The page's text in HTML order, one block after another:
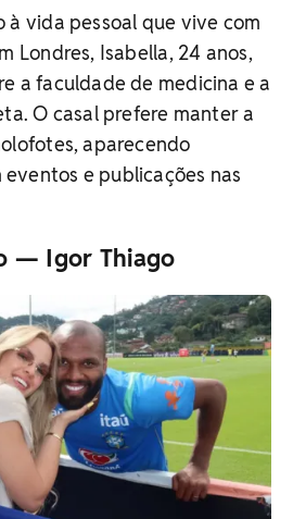
à vida pessoal que vive com
Londres, Isabella, 24 anos,
a faculdade de medicina e a
O casal prefere manter a
aparecendo
e publicações nas
— Igor Thiago